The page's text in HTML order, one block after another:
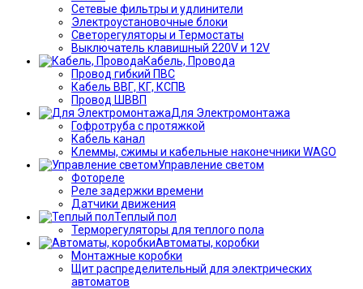
Сетевые фильтры и удлинители
Электроустановочные блоки
Светорегуляторы и Термостаты
Выключатель клавишный 220V и 12V
Кабель, Провода
Провод гибкий ПВС
Кабель ВВГ, КГ, КСПВ
Провод ШВВП
Для Электромонтажа
Гофротруба с протяжкой
Кабель канал
Клеммы, сжимы и кабельные наконечники WAGO
Управление светом
Фотореле
Реле задержки времени
Датчики движения
Теплый пол
Терморегуляторы для теплого пола
Автоматы, коробки
Монтажные коробки
Щит распределительный для электрических
автоматов